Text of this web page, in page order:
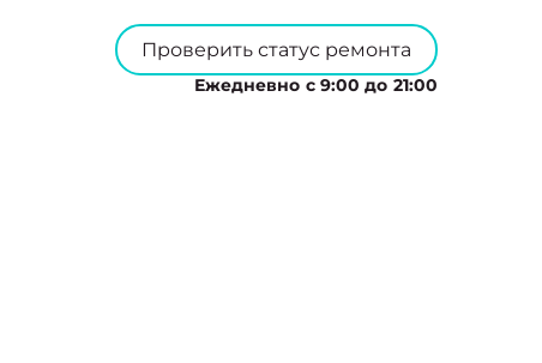
Проверить статус ремонта
Ежедневно с 9:00 до 21:00